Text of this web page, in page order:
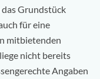
das Grundstück
für eine
mitbietenden
nicht bereits
Angaben